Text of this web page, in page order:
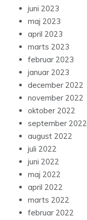
juni 2023
maj 2023
april 2023
marts 2023
februar 2023
januar 2023
december 2022
november 2022
oktober 2022
september 2022
august 2022
juli 2022
juni 2022
maj 2022
april 2022
marts 2022
februar 2022